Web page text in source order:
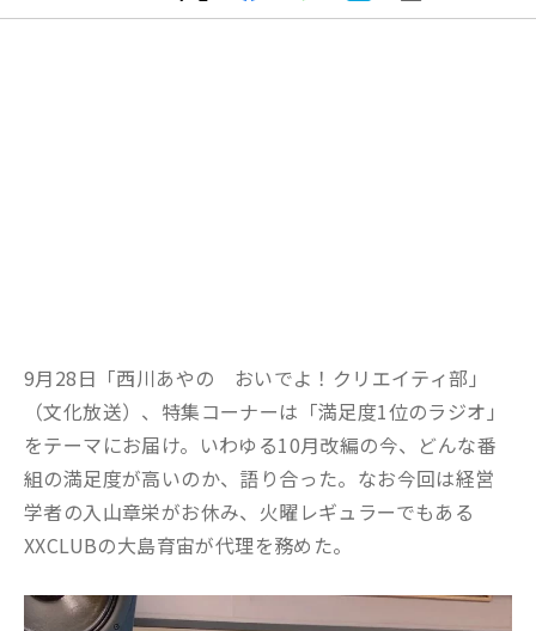
9月28日「西川あやの おいでよ！クリエイティ部」
（文化放送）、特集コーナーは「満足度1位のラジオ」
をテーマにお届け。いわゆる10月改編の今、どんな番
組の満足度が高いのか、語り合った。なお今回は経営
学者の入山章栄がお休み、火曜レギュラーでもある
XXCLUBの大島育宙が代理を務めた。